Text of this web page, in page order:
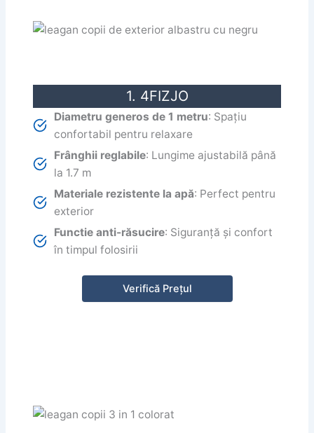
1. 4FIZJO
Diametru generos de 1 metru: Spațiu
confortabil pentru relaxare
Frânghii reglabile: Lungime ajustabilă până
la 1.7 m
Materiale rezistente la apă: Perfect pentru
exterior
Functie anti-răsucire: Siguranță și confort
în timpul folosirii
Verifică Prețul